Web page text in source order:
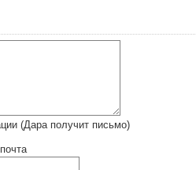
(Дара получит письмо)